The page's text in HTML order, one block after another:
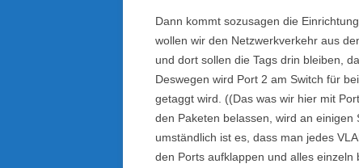
Dann kommt sozusagen die
wollen wir den Netzwerkverkehr aus
und dort sollen die Tags drin bleiben,
Deswegen wird Port 2 am Switch für
getaggt wird. ((Das was wir hier mit
den Paketen belassen, wird an
umständlich ist es, dass man jedes
den Ports aufklappen und alles